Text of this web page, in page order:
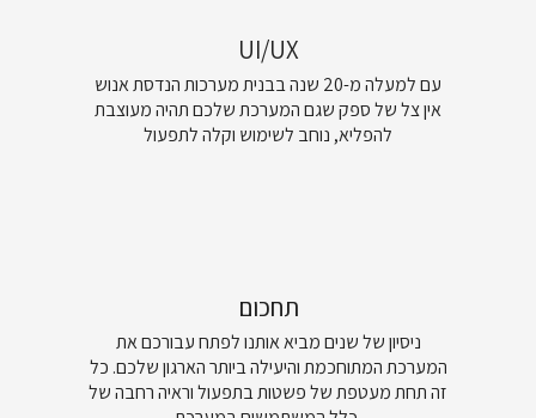
UI/UX
עם למעלה מ-20 שנה בבנית מערכות הנדסת אנוש
אין צל של ספק שגם המערכת שלכם תהיה מעוצבת
להפליא, נוחב לשימוש וקלה לתפעול
תחכום
ניסיון של שנים מביא אותנו לפתח עבורכם את
המערכת המתוחכמת והיעילה ביותר הארגון שלכם. כל
זה תחת מעטפת של פשטות בתפעול וראיה רחבה של